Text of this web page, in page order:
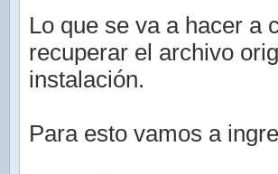
Lo que se va a hacer a
recuperar el archivo
instalación.
Para esto vamos a